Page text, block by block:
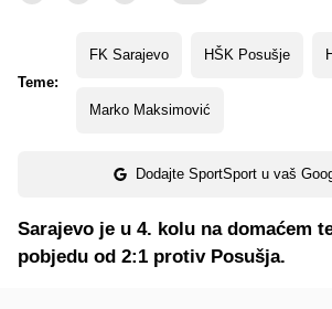
Teme:
FK Sarajevo HŠK Posušje
Marko Maksimović
Dodajte SportSport u vaš
Sarajevo je u 4. kolu na domaćem
pobjedu od 2:1 protiv Posušja.